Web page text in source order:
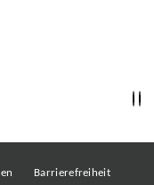
Barrierefreiheit